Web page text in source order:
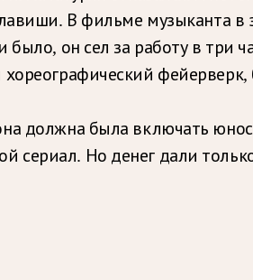
В фильме музыканта в
он сел за работу в три
должна была включать
Но денег дали